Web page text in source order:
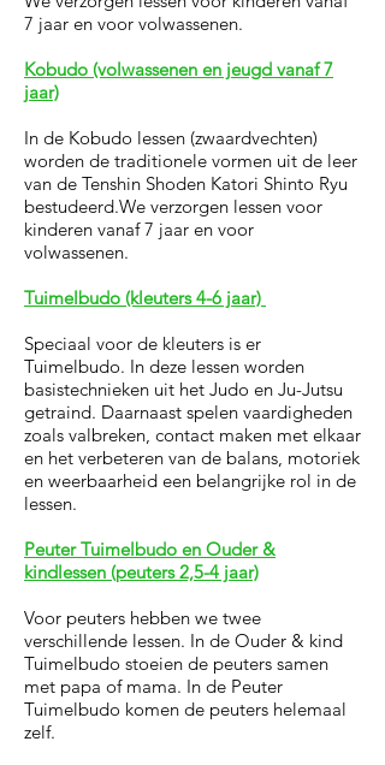
7 jaar en voor volwassenen.
Kobudo (volwassenen en jeugd vanaf 7
jaar)
In de Kobudo lessen (zwaardvechten)
worden de traditionele vormen uit de leer
van de Tenshin Shoden Katori Shinto Ryu
bestudeerd.We verzorgen lessen voor
kinderen vanaf 7 jaar en voor
volwassenen.
Tuimelbudo (kleuters 4-6 jaar)
Speciaal voor de kleuters is er
Tuimelbudo. In deze lessen worden
basistechnieken uit het Judo en Ju-Jutsu
getraind. Daarnaast spelen vaardigheden
zoals valbreken, contact maken met elkaar
en het verbeteren van de balans, motoriek
en weerbaarheid een belangrijke rol in de
lessen.
Peuter Tuimelbudo en Ouder &
kindlessen (peuters 2,5-4 jaar)
Voor peuters hebben we twee
verschillende lessen. In de Ouder & kind
Tuimelbudo stoeien de peuters samen
met papa of mama. In de Peuter
Tuimelbudo komen de peuters helemaal
zelf.